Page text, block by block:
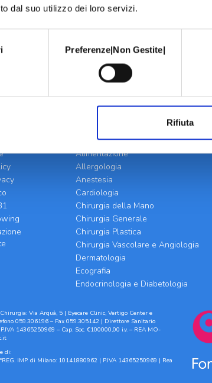
dal suo utilizzo dei loro servizi.
Preferenze|Non Gestite|
Rifiuta
BRANCHE SPECIALISTICHE
Alimentazione
Allergologia
Anestesia
Cardiologia
Chirurgia della Mano
Chirurgia Generale
Chirurgia Plastica
Chirurgia Vascolare e Angiologia
Dermatologia
Ecografia
Endocrinologia e Diabetologia
Via Arquà, 5 | Eyecare Clinic, Vertigo Center e
059.306196 – Fax 059.305142 | Direttore Sanitario
14365250969 – Cap. Soc. €100000,00 i.v. – REA MO-
di:
IMP. di Milano: 10141880962 | P.IVA 14365250969 | Rea